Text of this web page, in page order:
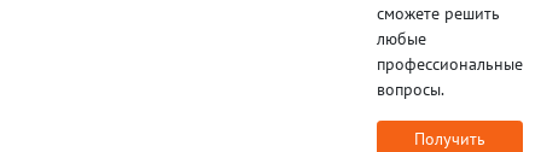
сможете решить
любые
профессиональные
вопросы.
Получить